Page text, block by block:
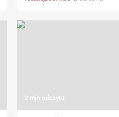
2 min odczytu